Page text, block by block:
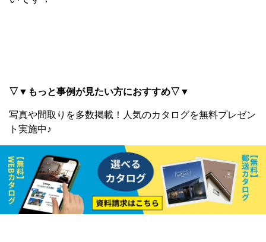
▽▼もっと事例が見たい方におすすめ▽▼
写真や間取りを多数掲載！ 人気のカタログを無料プレゼン
ト実施中♪